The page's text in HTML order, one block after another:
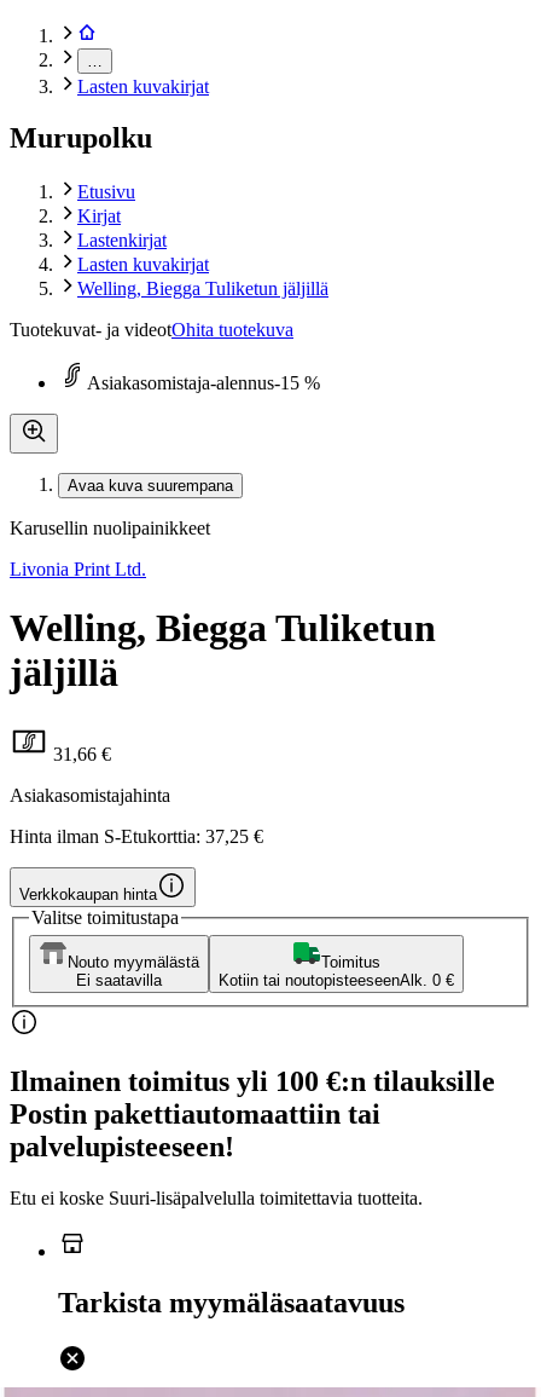
Lasten kuvakirjat
Murupolku
Etusivu
Kirjat
Lastenkirjat
Lasten kuvakirjat
Welling, Biegga Tuliketun jäljillä
Tuotekuvat- ja videotOhita tuotekuva
Asiakasomistaja-alennus-15 %
Avaa kuva suurempana
Karusellin nuolipainikkeet
Livonia Print Ltd.
Welling, Biegga Tuliketun
jäljillä
31,66 €
Asiakasomistajahinta
Hinta ilman S-Etukorttia: 37,25 €
Verkkokaupan hinta
Valitse toimitustapa
Nouto myymälästä
Ei saatavilla
Toimitus
Kotiin tai noutopisteeseenAlk. 0 €
Ilmainen toimitus yli 100 €:n tilauksille
Postin pakettiautomaattiin tai
palvelupisteeseen!
Etu ei koske Suuri‑lisäpalvelulla toimitettavia tuotteita.
Tarkista myymäläsaatavuus